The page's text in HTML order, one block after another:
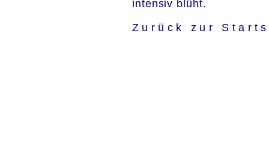
intensiv blüht.
Zurück zur